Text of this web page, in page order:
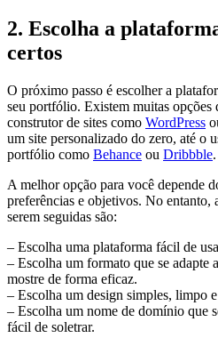
2. Escolha a
certos
O próximo passo é escolher a
seu portfólio. Existem muitas opções
construtor de sites como WordPress
um site personalizado do zero, até o
portfólio como Behance ou Dribbble.
A melhor opção para você depende
preferências e objetivos. No entanto,
serem seguidas são:
– Escolha uma plataforma fácil de
– Escolha um formato que se adapte
mostre de forma eficaz.
– Escolha um design simples, limpo
– Escolha um nome de domínio que
fácil de soletrar.